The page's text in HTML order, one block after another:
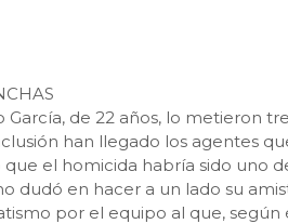
García, de 22 años, lo metieron
han llegado los agentes
el homicida habría sido uno
dudó en hacer a un lado su
por el equipo al que,